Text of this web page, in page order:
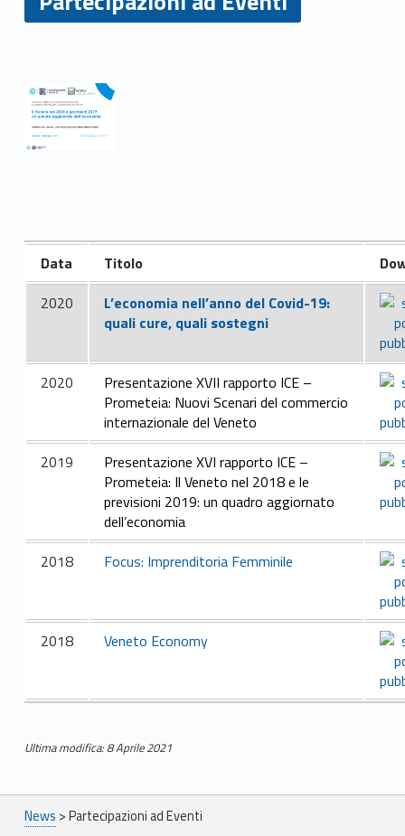
P
a
e
c
p
n
a
v
e
n
t
Data Titolo
2020
L’economia nell’anno del Covid-19:
quali cure, quali sostegni
2020
Presentazione XVII rapporto ICE –
Prometeia: Nuovi Scenari del commercio
internazionale del Veneto
2019
Presentazione XVI rapporto ICE –
Prometeia: Il Veneto nel 2018 e le
previsioni 2019: un quadro aggiornato
dell’economia
2018
Focus: Imprenditoria Femminile
2018 Veneto Economy
Ultima modifica: 8 Aprile 2021
Skip back to main navigation
Breadcrumbs navigation
News >Partecipazioni ad Eventi